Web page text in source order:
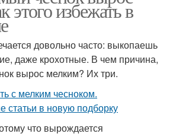
этого избежать в
довольно часто: выкопаешь
даже крохотные. В чем причина,
вырос мелким? Их три.
что вырождается